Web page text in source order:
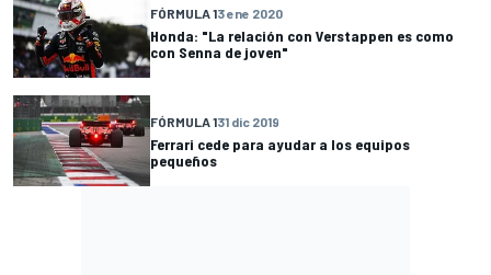
FÓRMULA 13 ene 2020
Honda: "La relación con Verstappen es como
con Senna de joven"
FÓRMULA 131 dic 2019
Ferrari cede para ayudar a los equipos
pequeños